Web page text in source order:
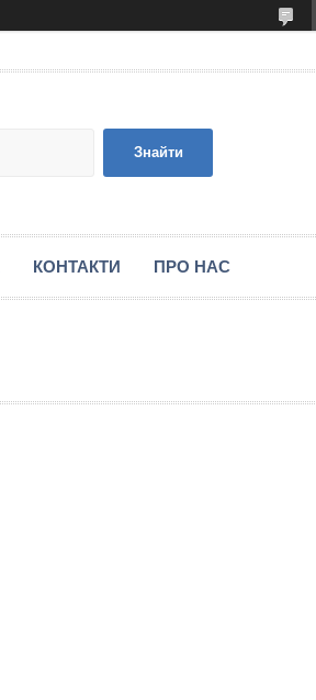
Знайти
КОНТАКТИ ПРО НАС